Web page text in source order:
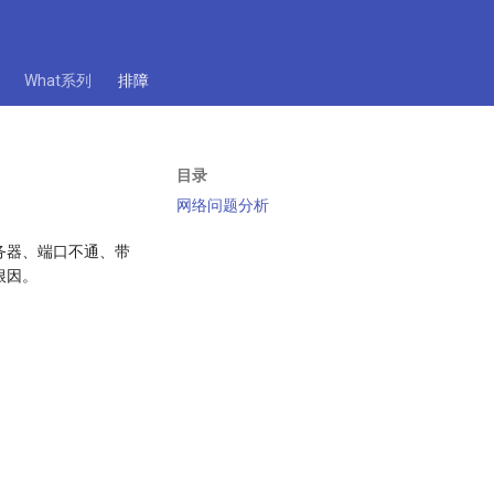
What系列 排障
目录
网络问题分析
器、端口不通、带
。